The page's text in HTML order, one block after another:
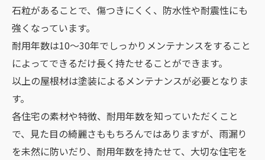
石粒があることで、傷つきにくく、防水性や耐震性にも
強くなっています。
耐用年数は10～30年でしっかりメンテナンスをすること
によってできるだけ長く持たせることができます。
以上の屋根材は塗装によるメンテナンスが必要となりま
す。
各住宅の素材や特徴、耐用年数を知っていただくこと
で、見た目の綺麗さももちろんではありますが、雨漏り
を未然に防いだり、耐用年数を持たせて、大切な住宅を